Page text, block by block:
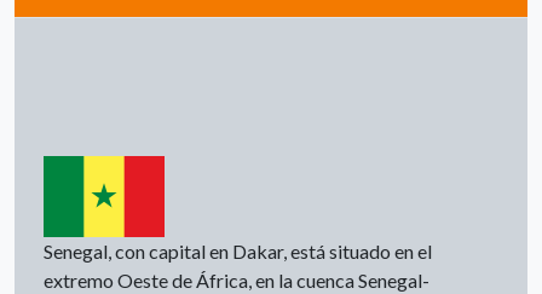
Senegal, con capital en Dakar, está situado en el
extremo Oeste de África, en la cuenca Senegal-